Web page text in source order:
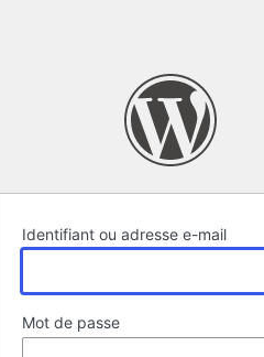
Identifiant ou adresse e-mail
Mot de passe